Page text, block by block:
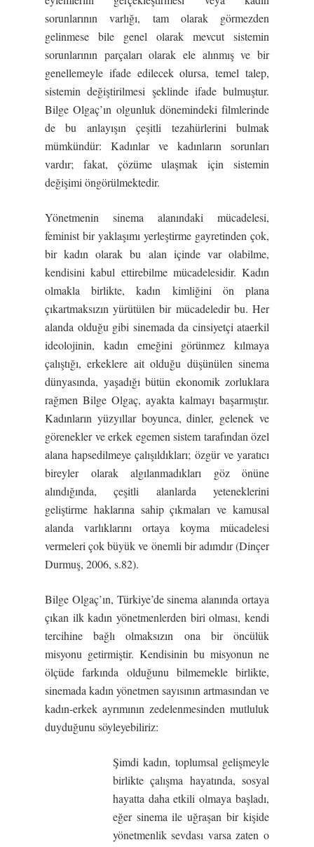
sorunlarının varlığı, tam olarak görmezden
gelinmese bile genel olarak mevcut sistemin
sorunlarının parçaları olarak ele alınmış ve bir
genellemeyle ifade edilecek olursa, temel talep,
sistemin değiştirilmesi şeklinde ifade bulmuştur.
Bilge Olgaç’ın olgunluk dönemindeki filmlerinde
de bu anlayışın çeşitli tezahürlerini bulmak
mümkündür: Kadınlar ve kadınların sorunları
vardır; fakat, çözüme ulaşmak için sistemin
değişimi öngörülmektedir.
Yönetmenin sinema alanındaki mücadelesi,
feminist bir yaklaşımı yerleştirme gayretinden çok,
bir kadın olarak bu alan içinde var olabilme,
kendisini kabul ettirebilme mücadelesidir. Kadın
olmakla birlikte, kadın kimliğini ön plana
çıkartmaksızın yürütülen bir mücadeledir bu. Her
alanda olduğu gibi sinemada da cinsiyetçi ataerkil
ideolojinin, kadın emeğini görünmez kılmaya
çalıştığı, erkeklere ait olduğu düşünülen sinema
dünyasında, yaşadığı bütün ekonomik zorluklara
rağmen Bilge Olgaç, ayakta kalmayı başarmıştır.
Kadınların yüzyıllar boyunca, dinler, gelenek ve
görenekler ve erkek egemen sistem tarafından özel
alana hapsedilmeye çalışıldıkları; özgür ve yaratıcı
bireyler olarak algılanmadıkları göz önüne
alındığında, çeşitli alanlarda yeteneklerini
geliştirme haklarına sahip çıkmaları ve kamusal
alanda varlıklarını ortaya koyma mücadelesi
vermeleri çok büyük ve önemli bir adımdır (Dinçer
Durmuş, 2006, s.82).
Bilge Olgaç’ın, Türkiye’de sinema alanında ortaya
çıkan ilk kadın yönetmenlerden biri olması, kendi
tercihine bağlı olmaksızın ona bir öncülük
misyonu getirmiştir. Kendisinin bu misyonun ne
ölçüde farkında olduğunu bilmemekle birlikte,
sinemada kadın yönetmen sayısının artmasından ve
kadın-erkek ayrımının zedelenmesinden mutluluk
duyduğunu söyleyebiliriz:
Şimdi kadın, toplumsal gelişmeyle
birlikte çalışma hayatında, sosyal
hayatta daha etkili olmaya başladı,
eğer sinema ile uğraşan bir kişide
yönetmenlik sevdası varsa zaten o